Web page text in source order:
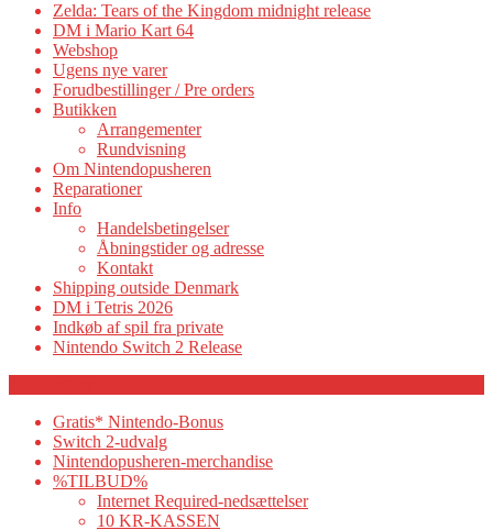
Zelda: Tears of the Kingdom midnight release
DM i Mario Kart 64
Webshop
Ugens nye varer
Forudbestillinger / Pre orders
Butikken
Arrangementer
Rundvisning
Om Nintendopusheren
Reparationer
Info
Handelsbetingelser
Åbningstider og adresse
Kontakt
Shipping outside Denmark
DM i Tetris 2026
Indkøb af spil fra private
Nintendo Switch 2 Release
Gratis* Nintendo-Bonus
Switch 2-udvalg
Nintendopusheren-merchandise
%TILBUD%
Internet Required-nedsættelser
10 KR-KASSEN